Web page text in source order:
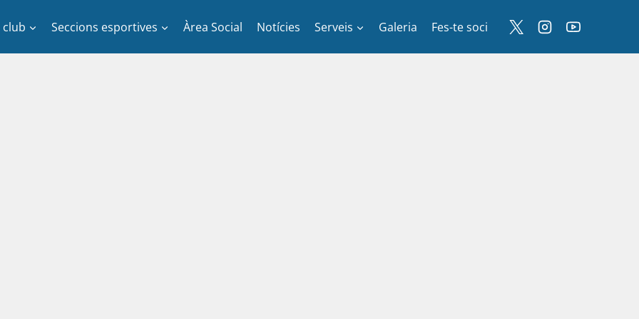
club Seccions esportives Àrea Social Notícies Serveis Galeria Fes-te soci